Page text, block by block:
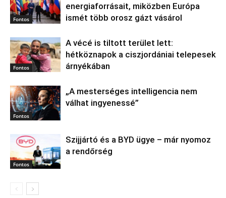
Fontos
energiaforrásait, miközben Európa
ismét több orosz gázt vásárol
Fontos
A vécé is tiltott terület lett:
hétköznapok a ciszjordániai telepesek
árnyékában
Fontos
„A mesterséges intelligencia nem
válhat ingyenessé”
Fontos
Szijjártó és a BYD ügye – már nyomoz
a rendőrség